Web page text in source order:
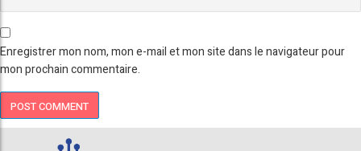
Enregistrer mon nom, mon e-mail et mon site dans le navigateur pour
mon prochain commentaire.